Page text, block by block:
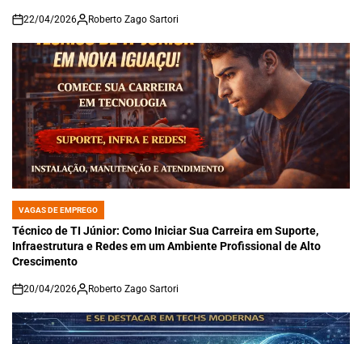
on
22/04/2026 Roberto Zago Sartori
POSTED
IN
VAGAS DE EMPREGO
Técnico de TI Júnior: Como Iniciar Sua Carreira em Suporte,
Infraestrutura e Redes em um Ambiente Profissional de Alto
Crescimento
on
20/04/2026 Roberto Zago Sartori